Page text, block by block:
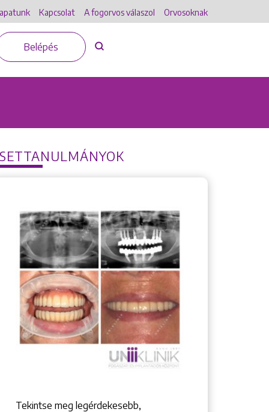
Kapcsolat A fogorvos válaszol Orvosoknak
Belépés
Tekintse meg legérdekesebb,